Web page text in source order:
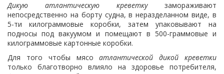
Дикую атлантическую креветку замораживают
непосредственно на борту судна, в неразделанном виде, в
5-ти килограммовые коробки, затем упаковывают на
подносы под вакуумом и помещают в 500-граммовые и
килограммовые картонные коробки.
Для того чтобы мясоатлантической дикой креветки
только благотворно влияло на здоровье потребителя,